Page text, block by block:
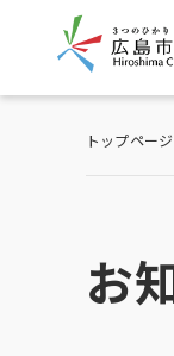
トップページ
お